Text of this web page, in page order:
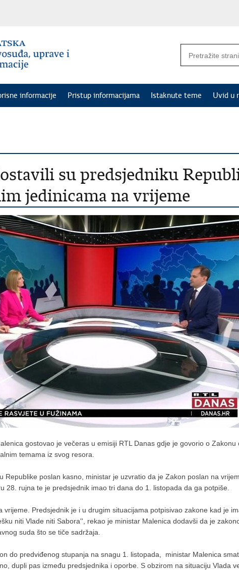
informacije Pristup informacijama Istaknute teme Uvid u
su predsjedniku
jedinicama na vrijeme
gostovao je večeras u emisiji RTL Danas gdje je govorio o Zakonu
temama iz svog resora.
Republike poslan kasno, ministar je uzvratio da je Zakon poslan na
28. rujna te je predsjednik imao tri dana do 1. listopada da ga potpiše.
vrijeme. Predsjednik je i u drugim situacijama potpisivao zakone kad je
niti Vlade niti Sabora'', rekao je ministar Malenica dodavši da je
suda što se tiče sadržaja.
do predviđenog stupanja na snagu 1. listopada, ministar Malenica
dupli pas između predsjednika i oporbe. S obzirom na situaciju Vlada